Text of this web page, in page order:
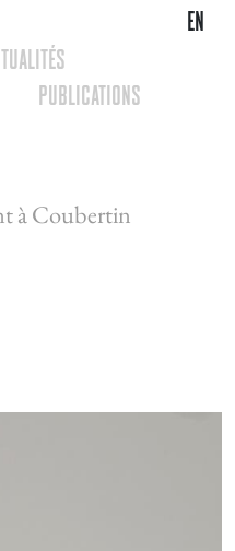
en
PUBLICATIONS
à Coubertin